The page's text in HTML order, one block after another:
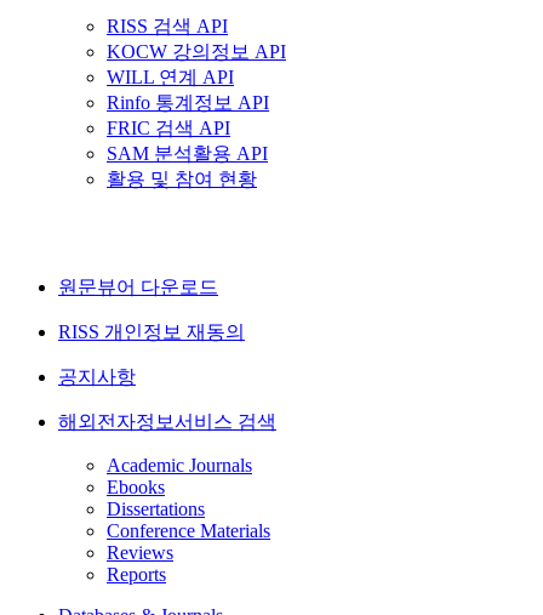
RISS 검색 API
KOCW 강의정보 API
WILL 연계 API
Rinfo 통계정보 API
FRIC 검색 API
SAM 분석활용 API
활용 및 참여 현황
원문뷰어 다운로드
RISS 개인정보 재동의
공지사항
해외전자정보서비스 검색
Academic Journals
Ebooks
Dissertations
Conference Materials
Reviews
Reports